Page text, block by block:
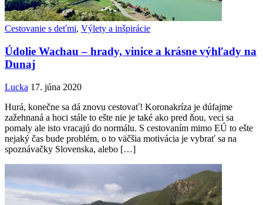
Cestovanie s deťmi, Výlety a inšpirácie
Údolie Wachau – hrady, vinice a krásne výhľady na
Dunaj
Lucka 17. júna 2020
Hurá, konečne sa dá znovu cestovať! Koronakríza je dúfajme
zažehnaná a hoci stále to ešte nie je také ako pred ňou, veci sa
pomaly ale isto vracajú do normálu. S cestovaním mimo EÚ to ešte
nejaký čas bude problém, o to väčšia motivácia je vybrať sa na
spoznávačky Slovenska, alebo […]